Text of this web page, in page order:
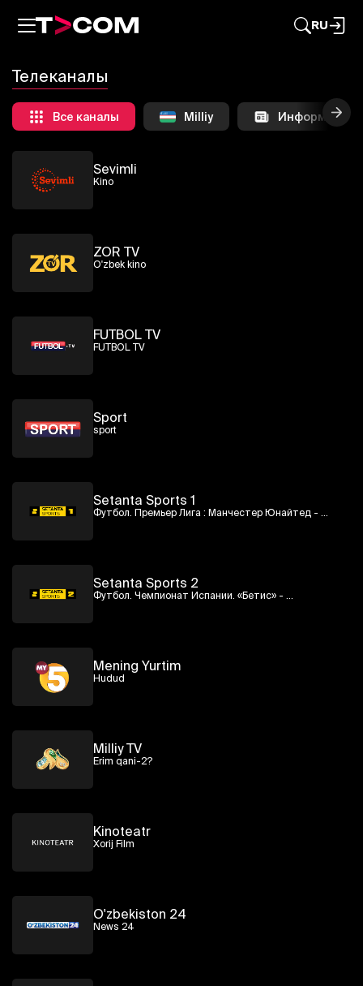
RU
зарегистрироваться или войти
Телеканалы
Все каналы Milliy
Sevimli
Kino
ZOR TV
O'zbek kino
FUTBOL TV
FUTBOL TV
Sport
sport
Setanta Sports 1
Футбол. Премьер Лига : Манчестер Юнайтед -
Setanta Sports 2
Футбол. Чемпионат Испании. «Бетис» -
Mening Yurtim
Hudud
Milliy TV
Erim qani-2?
Kinoteatr
Xorij Film
O'zbekiston 24
News 24